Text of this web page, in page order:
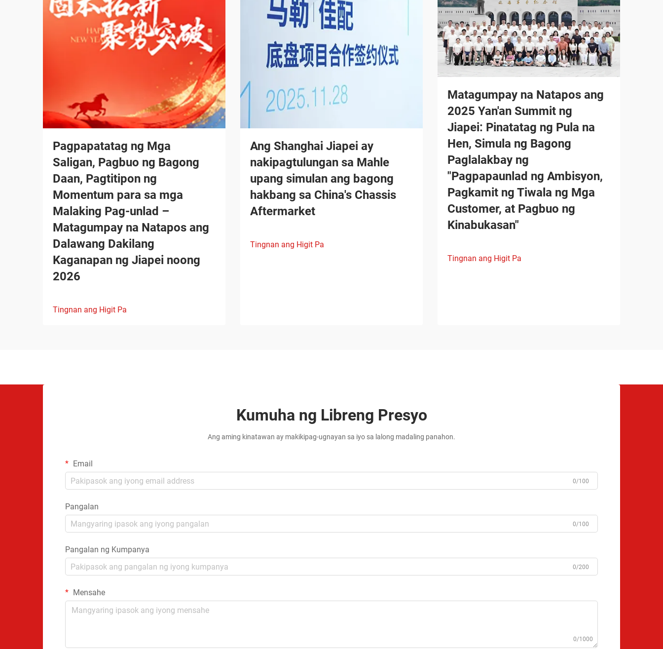
Pagpapatatag ng Mga
Saligan, Pagbuo ng Bagong
Daan, Pagtitipon ng
Momentum para sa mga
Malaking Pag-unlad –
Matagumpay na Natapos ang
Dalawang Dakilang
Kaganapan ng Jiapei noong
2026
Tingnan ang Higit Pa
Ang Shanghai Jiapei ay
nakipagtulungan sa Mahle
upang simulan ang bagong
hakbang sa China's Chassis
Aftermarket
Tingnan ang Higit Pa
Matagumpay na Natapos ang
2025 Yan'an Summit ng
Jiapei: Pinatatag ng Pula na
Hen, Simula ng Bagong
Paglalakbay ng
"Pagpapaunlad ng Ambisyon,
Pagkamit ng Tiwala ng Mga
Customer, at Pagbuo ng
Kinabukasan"
Tingnan ang Higit Pa
Kumuha ng Libreng Presyo
Ang aming kinatawan ay makikipag-ugnayan sa iyo sa lalong madaling panahon.
Email
0/100
Pangalan
0/100
Pangalan ng Kumpanya
0/200
Mensahe
0/1000